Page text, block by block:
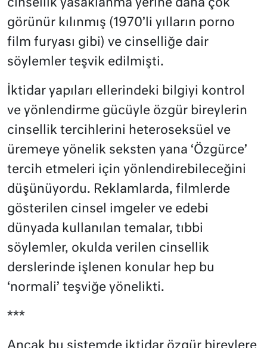
cinsellik yasaklanma yerine daha çok
görünür kılınmış (1970’li yılların porno
film furyası gibi) ve cinselliğe dair
söylemler teşvik edilmişti.
İktidar yapıları ellerindeki bilgiyi kontrol
ve yönlendirme gücüyle özgür bireylerin
cinsellik tercihlerini heteroseksüel ve
üremeye yönelik seksten yana ‘Özgürce’
tercih etmeleri için yönlendirebileceğini
düşünüyordu. Reklamlarda, filmlerde
gösterilen cinsel imgeler ve edebi
dünyada kullanılan temalar, tıbbi
söylemler, okulda verilen cinsellik
derslerinde işlenen konular hep bu
‘normali’ teşviğe yönelikti.
***